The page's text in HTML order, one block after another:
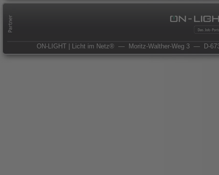
ON-LIGHT | Licht im Netz® — Moritz-Walther-Weg 3 — D-